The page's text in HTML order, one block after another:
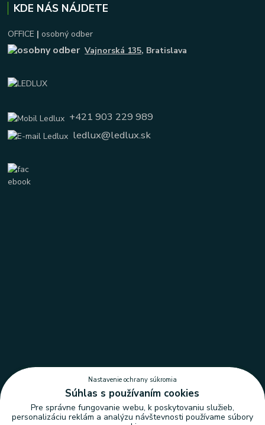
KDE NÁS NÁJDETE
OFFICE | osobný odber
Vajnorská 135, Bratislava
+421 903 229 989
ledlux@ledlux.sk
Nastavenie ochrany súkromia
Súhlas s používaním cookies
Pre správne fungovanie webu, k poskytovaniu služieb,
personalizáciu reklám a analýzu návštevnosti používame súbory